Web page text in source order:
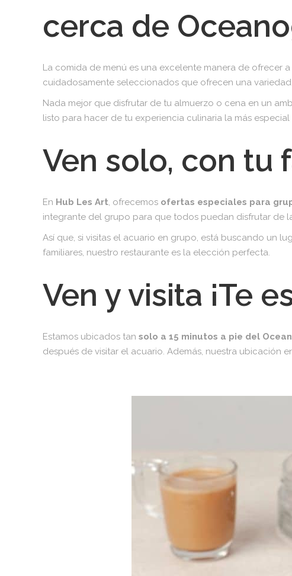
cerca de
La comida de menú es una excelente manera de ofrecer
cuidadosamente seleccionados que ofrecen una
Nada mejor que disfrutar de tu almuerzo o cena en un
listo para hacer de tu experiencia culinaria la más especial
Ven solo, con tu
En Hub Les Art, ofrecemos ofertas especiales para
integrante del grupo para que todos puedan disfrutar de
Así que, si visitas el acuario en grupo, está buscando un
familiares, nuestro restaurante es la elección perfecta.
Ven y visita ¡Te
Estamos ubicados tan solo a 15 minutos a pie del
después de visitar el acuario. Además, nuestra